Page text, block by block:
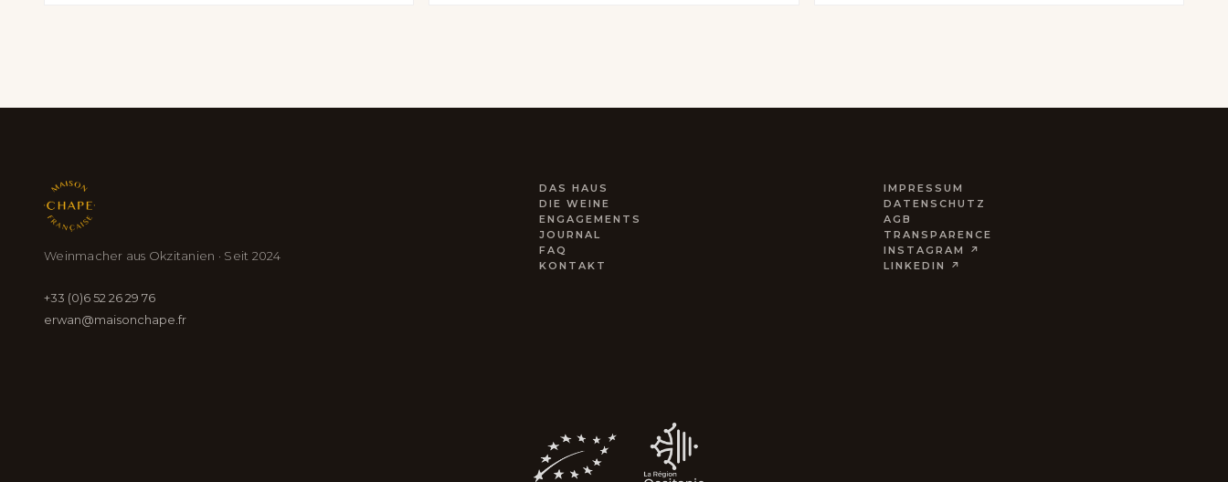
Weinmacher aus Okzitanien · Seit 2024
+33 (0)6 52 26 29 76
erwan@maisonchape.fr
DAS HAUS
DIE WEINE
ENGAGEMENTS
JOURNAL
FAQ
KONTAKT
IMPRESSUM
DATENSCHUTZ
AGB
TRANSPARENCE
INSTAGRAM ↗
LINKEDIN ↗